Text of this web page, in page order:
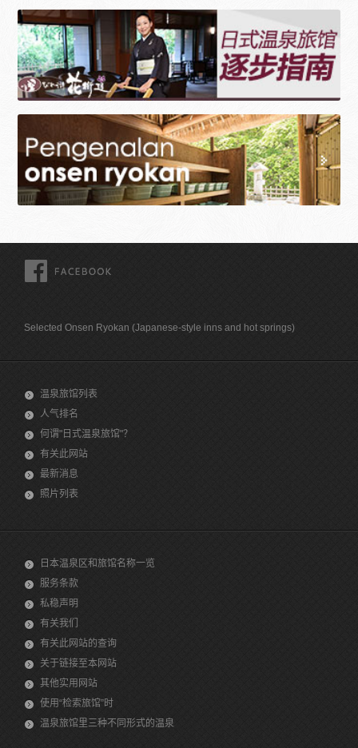
Selected Onsen Ryokan (Japanese-style inns and hot springs)
温泉旅馆列表
人气排名
何谓"日式温泉旅馆"？
有关此网站
最新消息
照片列表
日本温泉区和旅馆名称一览
服务条款
私稳声明
有关我们
有关此网站的查询
关于链接至本网站
其他实用网站
使用“检索旅馆”时
温泉旅馆里三种不同形式的温泉